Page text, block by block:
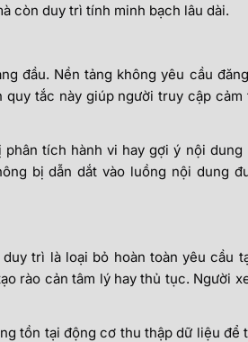
còn duy trì tính minh bạch lâu dài.
đầu. Nền tảng không yêu cầu
tắc này giúp người truy cập cảm
tích hành vi hay gợi ý nội dung
bị dẫn dắt vào luồng nội dung
trì là loại bỏ hoàn toàn yêu cầu
rào cản tâm lý hay thủ tục. Người
tồn tại động cơ thu thập dữ liệu để